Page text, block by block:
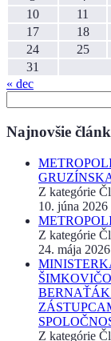
10
11
17
18
24
25
31
« dec
Najnovšie
Z kategórie
10. júna 2026
Z kategórie
24. mája 2026
Z kategórie